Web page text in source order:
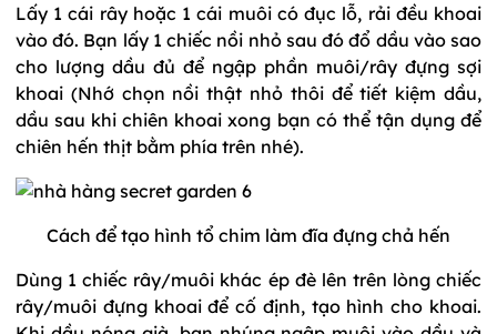
Lấy 1 cái rây hoặc 1 cái muôi có đục lỗ, rải đều khoai
vào đó. Bạn lấy 1 chiếc nồi nhỏ sau đó đổ dầu vào sao
cho lượng dầu đủ để ngập phần muôi/rây đựng sợi
khoai (Nhớ chọn nồi thật nhỏ thôi để tiết kiệm dầu,
dầu sau khi chiên khoai xong bạn có thể tận dụng để
chiên hến thịt bằm phía trên nhé).
Cách để tạo hình tổ chim làm đĩa đựng chả hến
Dùng 1 chiếc rây/muôi khác ép đè lên trên lòng chiếc
rây/muôi đựng khoai để cố định, tạo hình cho khoai.